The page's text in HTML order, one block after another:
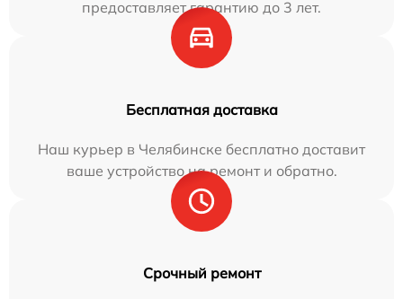
предоставляет гарантию до 3 лет.
Бесплатная доставка
Наш курьер в Челябинске бесплатно доставит
ваше устройство на ремонт и обратно.
Срочный ремонт